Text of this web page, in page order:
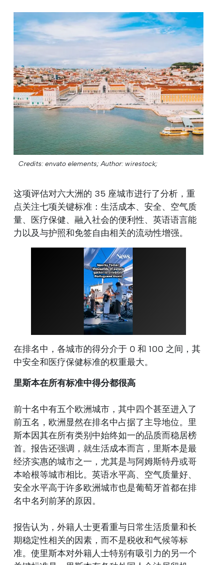
Credits: envato elements; Author: wirestock;
这项评估对六大洲的 35 座城市进行了分析，重
点关注七项关键标准：生活成本、安全、空气质
量、医疗保健、融入社会的便利性、英语语言能
力以及与护照和免签自由相关的流动性增强。
在排名中，各城市的得分介于 0 和 100 之间，其
中安全和医疗保健标准的权重最大。
里斯本在所有标准中得分都很高
前十名中有五个欧洲城市，其中四个甚至进入了
前五名，欧洲显然在排名中占据了主导地位。里
斯本因其在所有类别中始终如一的品质而稳居榜
首。报告还强调，就生活成本而言，里斯本是最
经济实惠的城市之一，尤其是与阿姆斯特丹或哥
本哈根等城市相比。英语水平高、空气质量好、
安全水平高于许多欧洲城市也是葡萄牙首都在排
名中名列前茅的原因。
报告认为，外籍人士更看重与日常生活质量和长
期稳定性相关的因素，而不是税收和气候等标
准。使里斯本对外籍人士特别有吸引力的另一个